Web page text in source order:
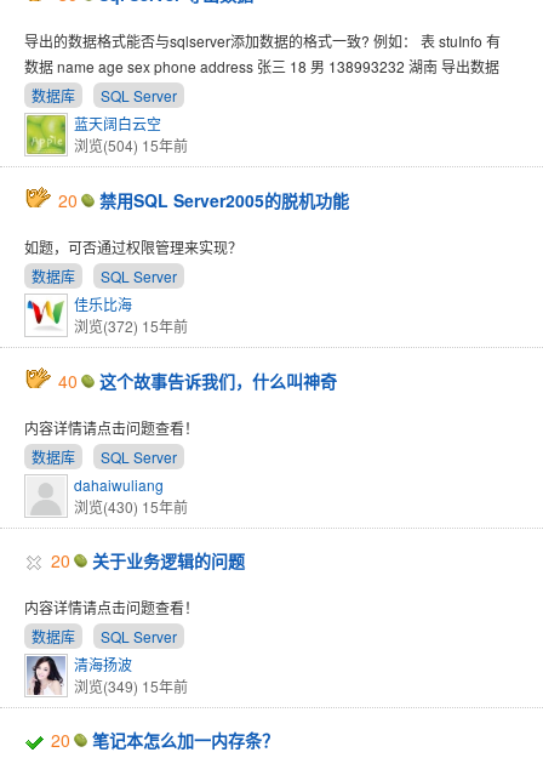
导出的数据格式能否与sqlserver添加数据的格式一致? 例如： 表 stuInfo 有
数据 name age sex phone address 张三 18 男 138993232 湖南 导出数据
数据库
SQL Server
蓝天阔白云空
浏览(504) 15年前
20 禁用SQL Server2005的脱机功能
如题，可否通过权限管理来实现？
数据库
SQL Server
佳乐比海
浏览(372) 15年前
40 这个故事告诉我们，什么叫神奇
内容详情请点击问题查看！
数据库
SQL Server
dahaiwuliang
浏览(430) 15年前
20 关于业务逻辑的问题
内容详情请点击问题查看！
数据库
SQL Server
清海扬波
浏览(349) 15年前
20 笔记本怎么加一内存条？